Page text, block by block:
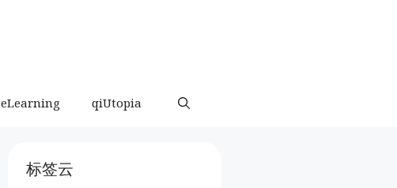
eLearning qiUtopia
标签云